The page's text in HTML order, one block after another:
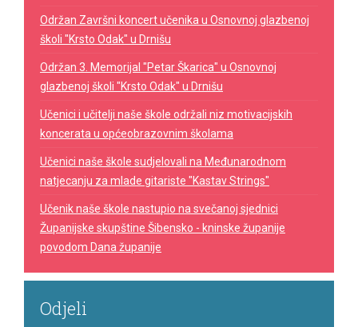
Održan Završni koncert učenika u Osnovnoj glazbenoj
školi "Krsto Odak" u Drnišu
Održan 3. Memorijal "Petar Škarica" u Osnovnoj
glazbenoj školi "Krsto Odak" u Drnišu
Učenici i učitelji naše škole održali niz motivacijskih
koncerata u općeobrazovnim školama
Učenici naše škole sudjelovali na Međunarodnom
natjecanju za mlade gitariste "Kastav Strings"
Učenik naše škole nastupio na svečanoj sjednici
Županijske skupštine Šibensko - kninske županije
povodom Dana županije
Odjeli